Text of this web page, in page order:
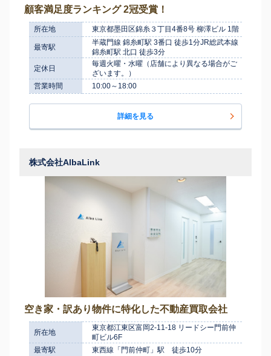
顧客満足度ランキング 2冠受賞！
所在地 東京都墨田区錦糸３丁目4番8号 柳澤ビル 1階
最寄駅
半蔵門線 錦糸町駅 3番口 徒歩1分JR総武本線
錦糸町駅 北口 徒歩3分
定休日
毎週火曜・水曜（店舗により異なる場合がご
ざいます。）
営業時間
10:00～18:00
詳細を見る
株式会社AlbaLink
空き家・訳あり物件に特化した不動産買取会社
所在地
東京都江東区富岡2-11-18 リードシー門前仲
町ビル6F
最寄駅
東西線「門前仲町」駅 徒歩10分